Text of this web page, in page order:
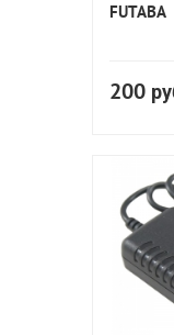
FUTABA
200